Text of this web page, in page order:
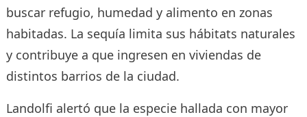
buscar refugio, humedad y alimento en zonas
habitadas. La sequía limita sus hábitats naturales
y contribuye a que ingresen en viviendas de
distintos barrios de la ciudad.
Landolfi alertó que la especie hallada con mayor